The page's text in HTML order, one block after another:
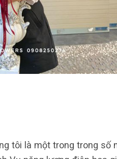
tôi là một trong trong số